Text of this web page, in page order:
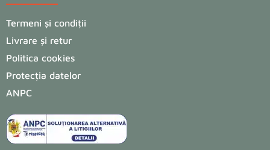
Termeni și condiții
Livrare și retur
Politica cookies
Protecția datelor
ANPC